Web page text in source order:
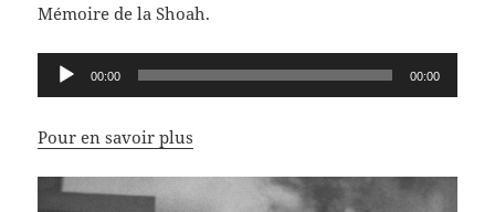
Mémoire de la Shoah.
Lecteur
audio
00:00 00:00
Pour en savoir plus